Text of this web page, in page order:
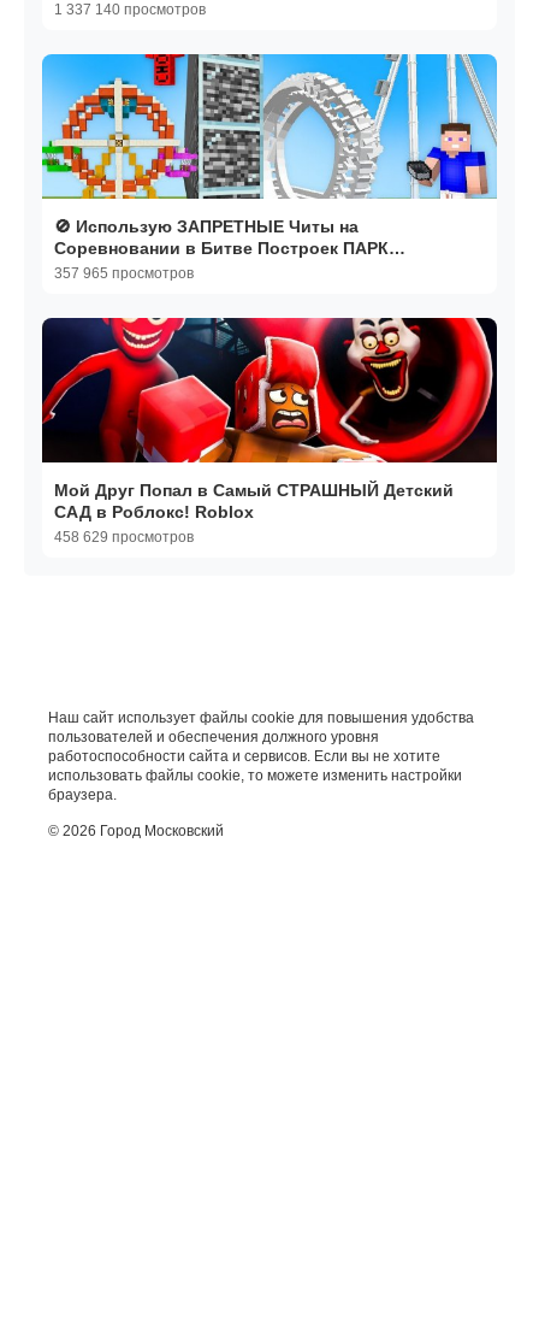
1 337 140 просмотров
🚫 Использую ЗАПРЕТНЫЕ Читы на
Соревновании в Битве Построек ПАРК
АТТРАКЦИОНОВ в Майнкрафт!
357 965 просмотров
Мой Друг Попал в Самый СТРАШНЫЙ Детский
САД в Роблокс! Roblox
458 629 просмотров
Наш сайт использует файлы cookie для повышения удобства
пользователей и обеспечения должного уровня
работоспособности сайта и сервисов. Если вы не хотите
использовать файлы cookie, то можете изменить настройки
браузера.
© 2026 Город Московский